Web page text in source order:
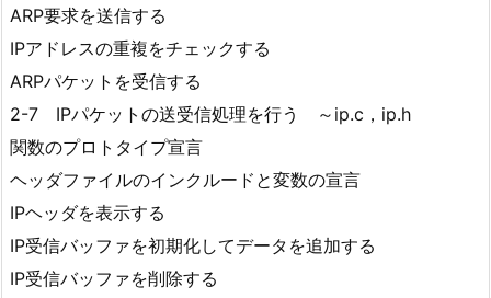
ARP要求を送信する
IPアドレスの重複をチェックする
ARPパケットを受信する
2-7 IPパケットの送受信処理を行う ～ip.c，ip.h
関数のプロトタイプ宣言
ヘッダファイルのインクルードと変数の宣言
IPヘッダを表示する
IP受信バッファを初期化してデータを追加する
IP受信バッファを削除する